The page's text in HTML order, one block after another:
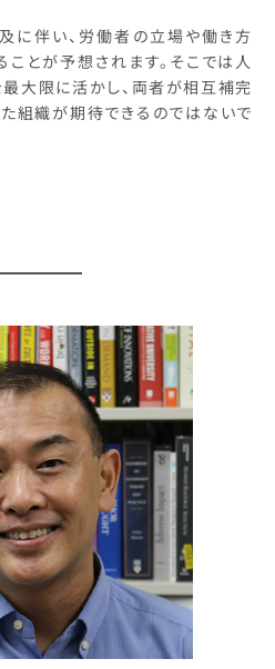
に伴い、労働者の立場や働き方
ことが予想されます。そこでは人
大限に活かし、両者が相互補完
た組織が期待できるのではないで